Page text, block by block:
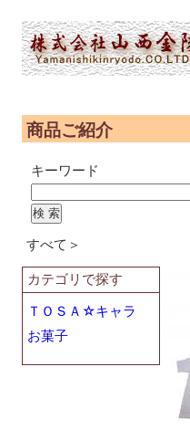
商品ご紹介
キーワード
すべて＞
カテゴリで探す
ＴＯＳＡ☆キャラ
お菓子